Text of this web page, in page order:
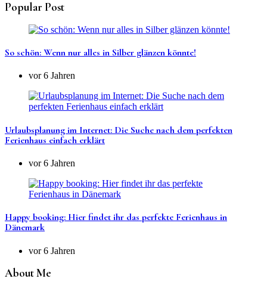
Popular Post
So schön: Wenn nur alles in Silber glänzen könnte!
vor 6 Jahren
Urlaubsplanung im Internet: Die Suche nach dem perfekten
Ferienhaus einfach erklärt
vor 6 Jahren
Happy booking: Hier findet ihr das perfekte Ferienhaus in
Dänemark
vor 6 Jahren
About Me